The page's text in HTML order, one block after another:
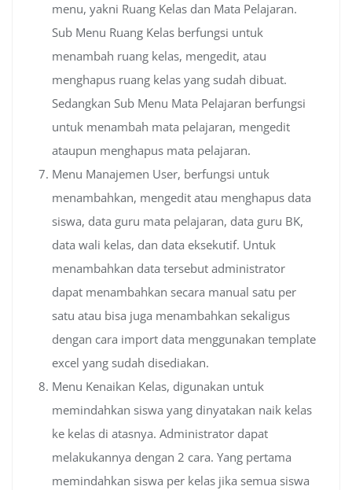
menu, yakni Ruang Kelas dan Mata Pelajaran.
Sub Menu Ruang Kelas berfungsi untuk
menambah ruang kelas, mengedit, atau
menghapus ruang kelas yang sudah dibuat.
Sedangkan Sub Menu Mata Pelajaran berfungsi
untuk menambah mata pelajaran, mengedit
ataupun menghapus mata pelajaran.
Menu Manajemen User, berfungsi untuk
menambahkan, mengedit atau menghapus data
siswa, data guru mata pelajaran, data guru BK,
data wali kelas, dan data eksekutif. Untuk
menambahkan data tersebut administrator
dapat menambahkan secara manual satu per
satu atau bisa juga menambahkan sekaligus
dengan cara import data menggunakan template
excel yang sudah disediakan.
Menu Kenaikan Kelas, digunakan untuk
memindahkan siswa yang dinyatakan naik kelas
ke kelas di atasnya. Administrator dapat
melakukannya dengan 2 cara. Yang pertama
memindahkan siswa per kelas jika semua siswa